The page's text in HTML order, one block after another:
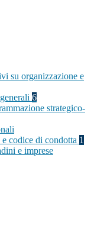
su organizzazione e
6
strategico-
codice di condotta 1
e imprese